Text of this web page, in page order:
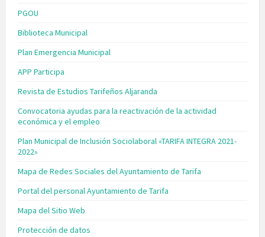
PGOU
Biblioteca Municipal
Plan Emergencia Municipal
APP Participa
Revista de Estudios Tarifeños Aljaranda
Convocatoria ayudas para la reactivación de la actividad
económica y el empleo
Plan Municipal de Inclusión Sociolaboral «TARIFA INTEGRA 2021-
2022»
Mapa de Redes Sociales del Ayuntamiento de Tarifa
Portal del personal Ayuntamiento de Tarifa
Mapa del Sitio Web
Protección de datos